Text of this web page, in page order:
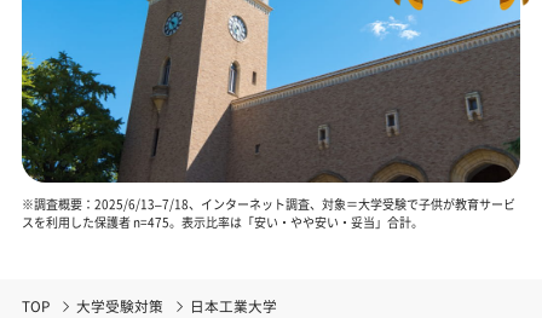
※調査概要：2025/6/13–7/18、インターネット調査、対象＝大学受験で子供が教育サービ
スを利用した保護者 n=475。表示比率は「安い・やや安い・妥当」合計。
TOP 大学受験対策 日本工業大学